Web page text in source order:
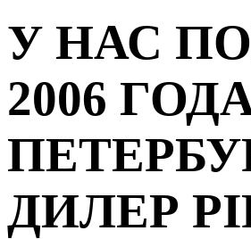
У НАС
2006
ДИЛЕР